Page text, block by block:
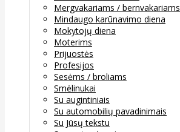
Mergvakariams / bernvakariams
Mindaugo karūnavimo diena
Mokytojų diena
Moterims
Prijuostės
Profesijos
Sesėms / broliams
Smėlinukai
Su augintiniais
Su automobilių pavadinimais
Su Jūsų tekstu